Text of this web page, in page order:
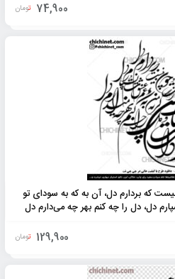
74,900 تومان
که بردارم دل، آن به که به سودای تو
دل، دل را چه کنم بهر چه می‌دارم دل
129,900 تومان